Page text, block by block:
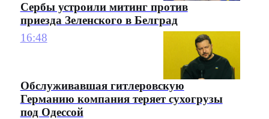
Сербы устроили митинг против
приезда Зеленского в Белград
16:48
Обслуживавшая гитлеровскую
Германию компания теряет сухогрузы
под Одессой